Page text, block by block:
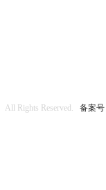
Rights Reserved. 备案号